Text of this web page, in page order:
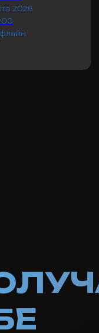
2026